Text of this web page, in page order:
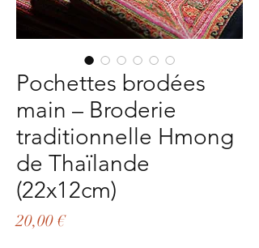
Pochettes brodées
main – Broderie
traditionnelle Hmong
de Thaïlande
(22x12cm)
20,00 €Prix